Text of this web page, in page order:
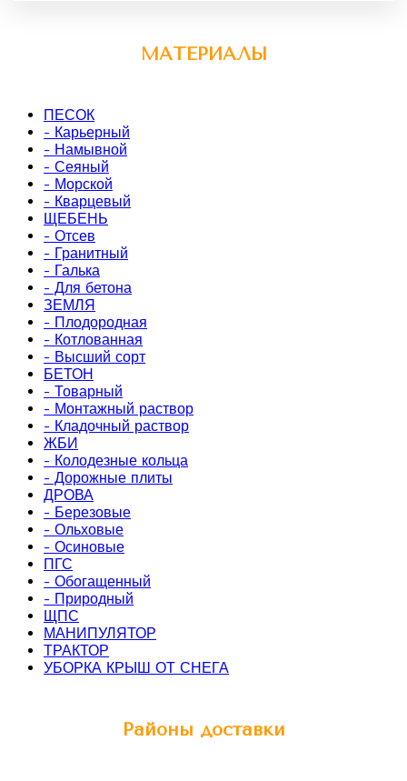
МАТЕРИАЛЫ
ПЕСОК
- Карьерный
- Намывной
- Сеяный
- Морской
- Кварцевый
ЩЕБЕНЬ
- Отсев
- Гранитный
- Галька
- Для бетона
ЗЕМЛЯ
- Плодородная
- Котлованная
- Высший сорт
БЕТОН
- Товарный
- Монтажный раствор
- Кладочный раствор
ЖБИ
- Колодезные кольца
- Дорожные плиты
ДРОВА
- Березовые
- Ольховые
- Осиновые
ПГС
- Обогащенный
- Природный
ЩПС
МАНИПУЛЯТОР
ТРАКТОР
УБОРКА КРЫШ ОТ СНЕГА
Районы доставки